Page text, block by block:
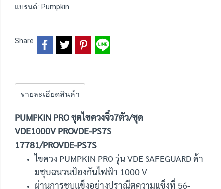
แบรนด์ : Pumpkin
Share
รายละเอียดสินค้า
PUMPKIN PRO ชุดไขควงจิ๋ว7ตัว/ชุด
VDE1000V PROVDE-PS7S
17781/PROVDE-PS7S
ไขควง PUMPKIN PRO รุ่น VDE SAFEGUARD ด้า
มชุบฉนวนป้องกันไฟฟ้า 1000 V
ผ่านการชุบแข็งอย่างปราณีตความแข็งที่ 56-